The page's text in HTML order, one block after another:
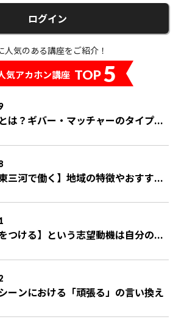
ログイン
人気のある講座をご紹介！
気アカホン講座 TOP5
は？ギバー・マッチャーのタイプ...
三河で働く】地域の特徴やおすす...
つける】という志望動機は自分の...
ーンにおける「頑張る」の言い換え